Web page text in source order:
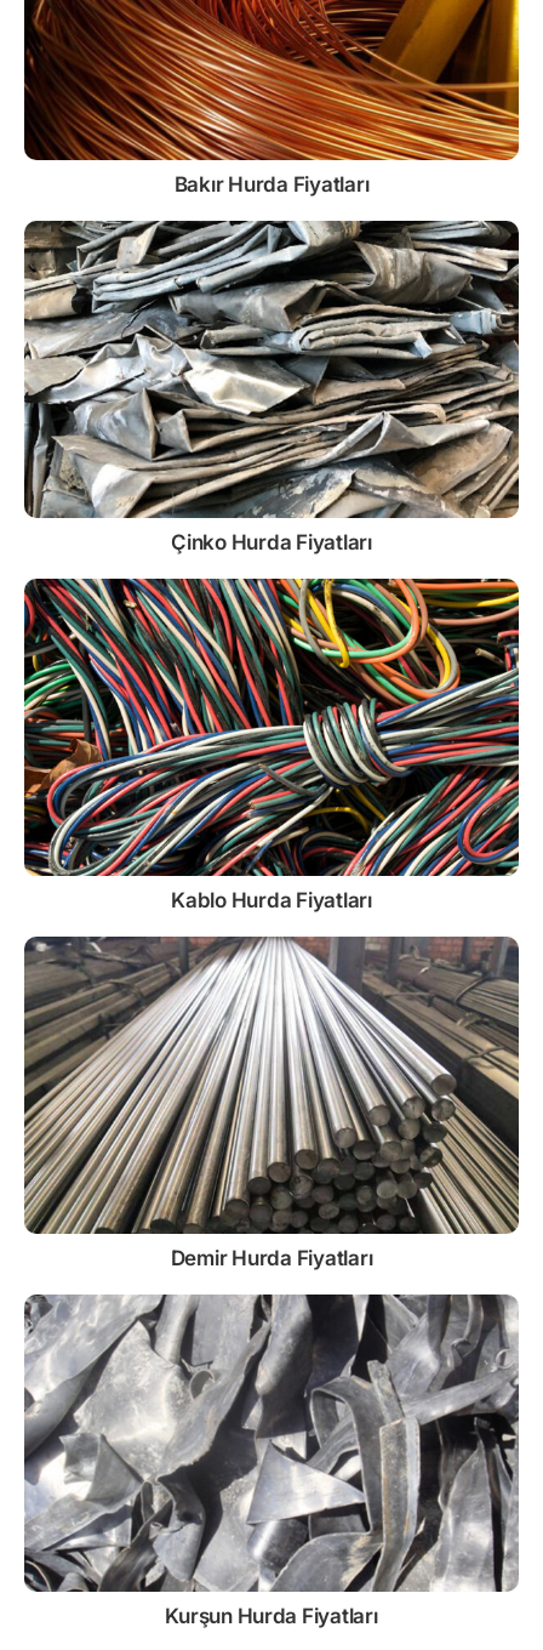
Bakır Hurda Fiyatları
Çinko Hurda Fiyatları
Kablo Hurda Fiyatları
Demir Hurda Fiyatları
Kurşun Hurda Fiyatları